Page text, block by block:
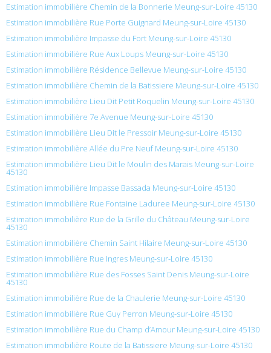
Estimation immobilière Chemin de la Bonnerie Meung-sur-Loire 45130
Estimation immobilière Rue Porte Guignard Meung-sur-Loire 45130
Estimation immobilière Impasse du Fort Meung-sur-Loire 45130
Estimation immobilière Rue Aux Loups Meung-sur-Loire 45130
Estimation immobilière Résidence Bellevue Meung-sur-Loire 45130
Estimation immobilière Chemin de la Batissiere Meung-sur-Loire 45130
Estimation immobilière Lieu Dit Petit Roquelin Meung-sur-Loire 45130
Estimation immobilière 7e Avenue Meung-sur-Loire 45130
Estimation immobilière Lieu Dit le Pressoir Meung-sur-Loire 45130
Estimation immobilière Allée du Pre Neuf Meung-sur-Loire 45130
Estimation immobilière Lieu Dit le Moulin des Marais Meung-sur-Loire
45130
Estimation immobilière Impasse Bassada Meung-sur-Loire 45130
Estimation immobilière Rue Fontaine Laduree Meung-sur-Loire 45130
Estimation immobilière Rue de la Grille du Château Meung-sur-Loire
45130
Estimation immobilière Chemin Saint Hilaire Meung-sur-Loire 45130
Estimation immobilière Rue Ingres Meung-sur-Loire 45130
Estimation immobilière Rue des Fosses Saint Denis Meung-sur-Loire
45130
Estimation immobilière Rue de la Chaulerie Meung-sur-Loire 45130
Estimation immobilière Rue Guy Perron Meung-sur-Loire 45130
Estimation immobilière Rue du Champ d’Amour Meung-sur-Loire 45130
Estimation immobilière Route de la Batissiere Meung-sur-Loire 45130